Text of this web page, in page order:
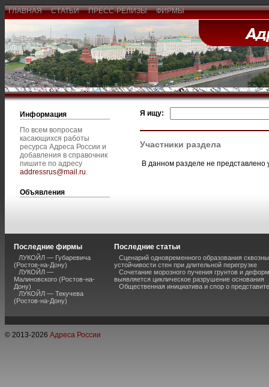
ГЛАВНАЯ СТАТЬИ ПРЕСС-РЕЛИЗЫ ФИРМЫ
Информация
По всем вопросам
касающихся работы
ресурса Адреса России и
добавления в справочник
пишите по адресу
addressrus@mail.ru.
Объявления
Я ищу:
Участники раздела
В данном разделе не представлено
Последние фирмы
ЛУКОЙЛ — Губаревича
(Ростов-на-Дону)
ЛУКОЙЛ —
Малиновского (Ростов-на-
Дону)
ЛУКОЙЛ — Текучева
(Ростов-на-Дону)
Последние статьи
Сценарий одновременного образования
устойчивости стен при длительной перегрузке
Сочетание морозного пучения грунтов и
выявляется циклическое разрушение основания
Общественная инициатива и спор о
© 2013-2026 Адреса России